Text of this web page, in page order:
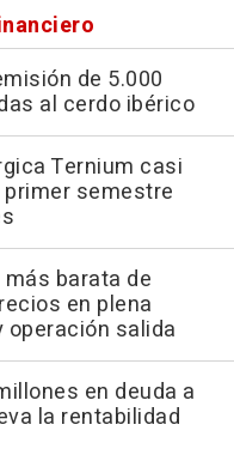
de 5.000
al cerdo ibérico
Ternium casi
semestre
barata de
en plena
salida
en deuda a
la rentabilidad